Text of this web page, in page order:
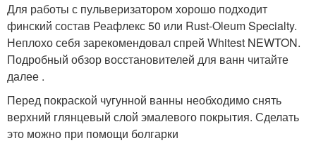
Для работы с пульверизатором хорошо подходит
финский состав Реафлекс 50 или Rust-Oleum Specialty.
Неплохо себя зарекомендовал спрей Whitest NEWTON.
Подробный обзор восстановителей для ванн читайте
далее .
Перед покраской чугунной ванны необходимо снять
верхний глянцевый слой эмалевого покрытия. Сделать
это можно при помощи болгарки